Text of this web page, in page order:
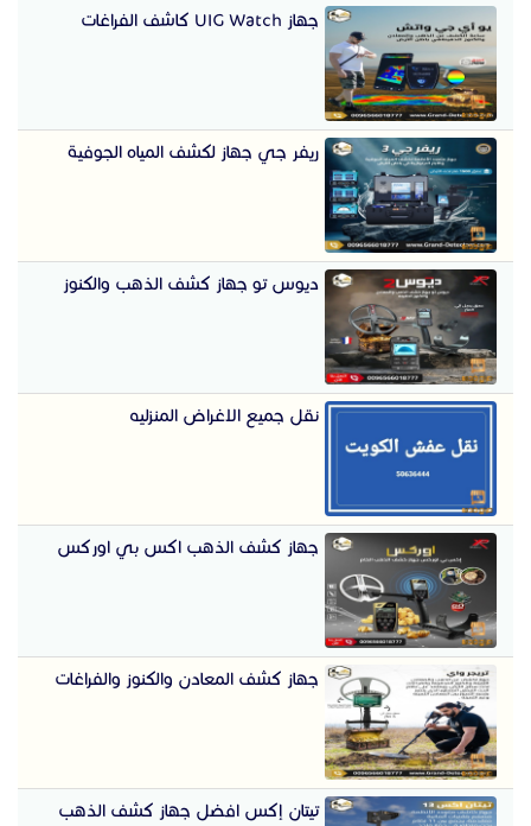
جهاز UIG Watch كاشف الفراغات
ريفر جي جهاز لكشف المياه الجوفية
ديوس تو جهاز كشف الذهب والكنوز
نقل جميع الاغراض المنزليه
جهاز كشف الذهب اكس بي اوركس
جهاز كشف المعادن والكنوز والفراغات
تيتان إكس افضل جهاز كشف الذهب